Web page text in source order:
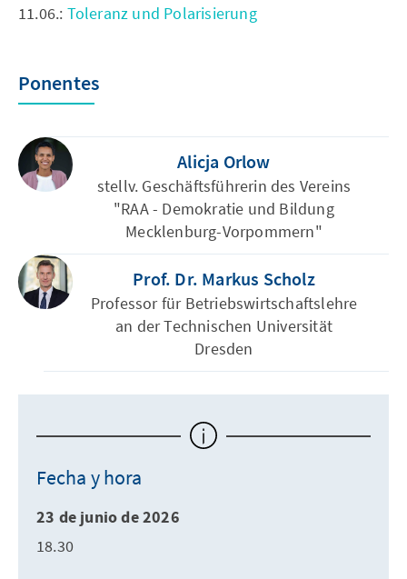
11.06.: Toleranz und Polarisierung
Ponentes
Alicja Orlow
stellv. Geschäftsführerin des Vereins
"RAA - Demokratie und Bildung
Mecklenburg-Vorpommern"
Prof. Dr. Markus Scholz
Professor für Betriebswirtschaftslehre
an der Technischen Universität
Dresden
Fecha y hora
23 de junio de 2026
18.30